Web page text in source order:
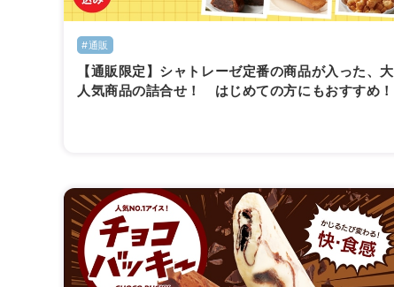
#通販
【通販限定】シャトレーゼ定番の商品が入った、大
人気商品の詰合せ！ はじめての方にもおすすめ！